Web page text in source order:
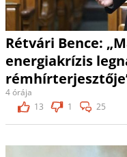
Rétvári Bence:
energiakrízis
4 órája
13
1 25